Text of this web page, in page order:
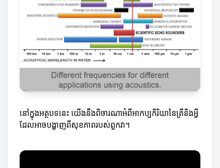
នៅក្នុងអត្ថបទនេះ យើងនឹងពិចារណាអំពីអាកប្បកិរិយានៃត្រីនិងអ្វី
ដែលអាចបង្ហាញពីសុខភាពរបស់ពួកវា។